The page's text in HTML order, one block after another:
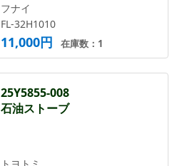
フナイ
FL-32H1010
11,000円 在庫数：1
25Y5855-008
石油ストーブ
トヨトミ